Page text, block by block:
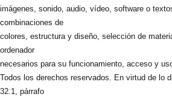
imágenes, sonido, audio, vídeo, software o
combinaciones de
colores, estructura y diseño, selección de
ordenador
necesarios para su funcionamiento, acceso y
Todos los derechos reservados. En virtud de lo
32.1, párrafo